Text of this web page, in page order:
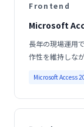
Frontend
Microsoft
長年の現場運用
作性を維持しな
Microsoft Access